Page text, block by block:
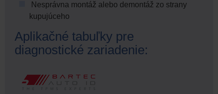
Nesprávna montáž alebo demontáž zo strany
kupujúceho
Aplikačné tabuľky pre
diagnostické zariadenie: